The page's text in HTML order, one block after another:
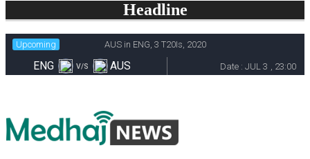
Headline